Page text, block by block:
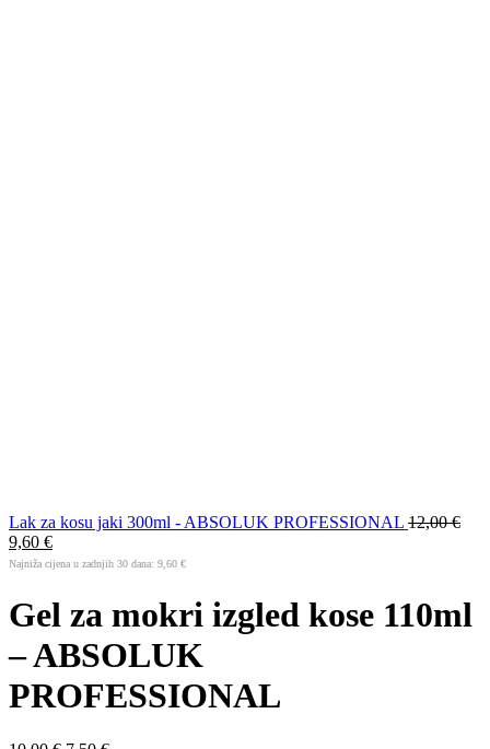
Lak za kosu jaki 300ml - ABSOLUK PROFESSIONAL 12,00€
9,60 €
Najniža cijena u zadnjih 30 dana: 9,60 €
Gel za mokri izgled kose 110ml
– ABSOLUK
PROFESSIONAL